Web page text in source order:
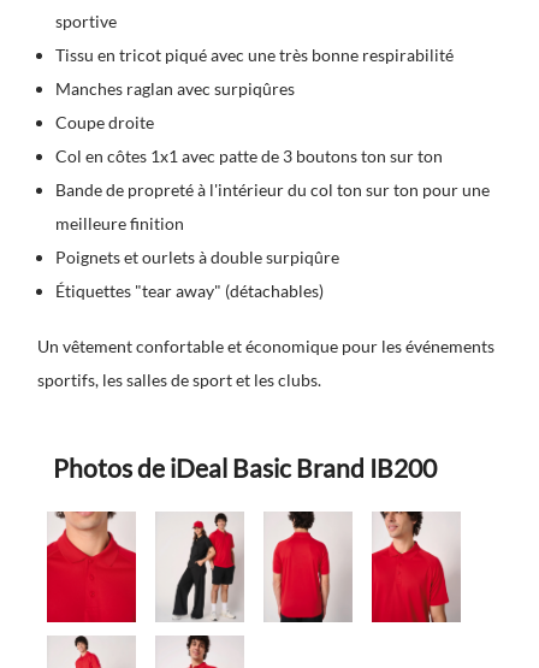
sportive
Tissu en tricot piqué avec une très bonne respirabilité
Manches raglan avec surpiqûres
Coupe droite
Col en côtes 1x1 avec patte de 3 boutons ton sur ton
Bande de propreté à l'intérieur du col ton sur ton pour une
meilleure finition
Poignets et ourlets à double surpiqûre
Étiquettes "tear away" (détachables)
Un vêtement confortable et économique pour les événements
sportifs, les salles de sport et les clubs.
Photos de iDeal Basic Brand IB200